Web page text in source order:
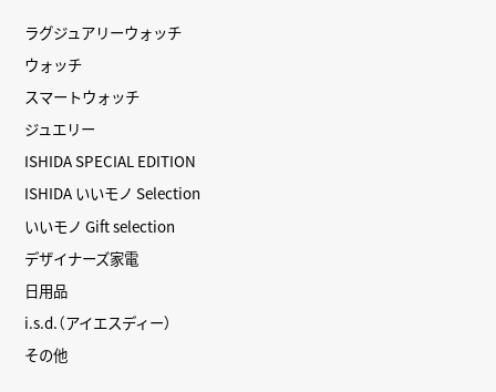
ラグジュアリーウォッチ
ウォッチ
スマートウォッチ
ジュエリー
ISHIDA SPECIAL EDITION
ISHIDA いいモノ Selection
いいモノ Gift selection
デザイナーズ家電
日用品
i.s.d.（アイエスディー）
その他